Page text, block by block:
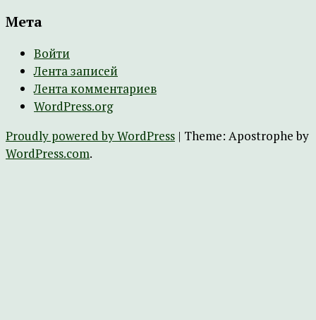
Мета
Войти
Лента записей
Лента комментариев
WordPress.org
Proudly powered by WordPress | Theme: Apostrophe by
WordPress.com.